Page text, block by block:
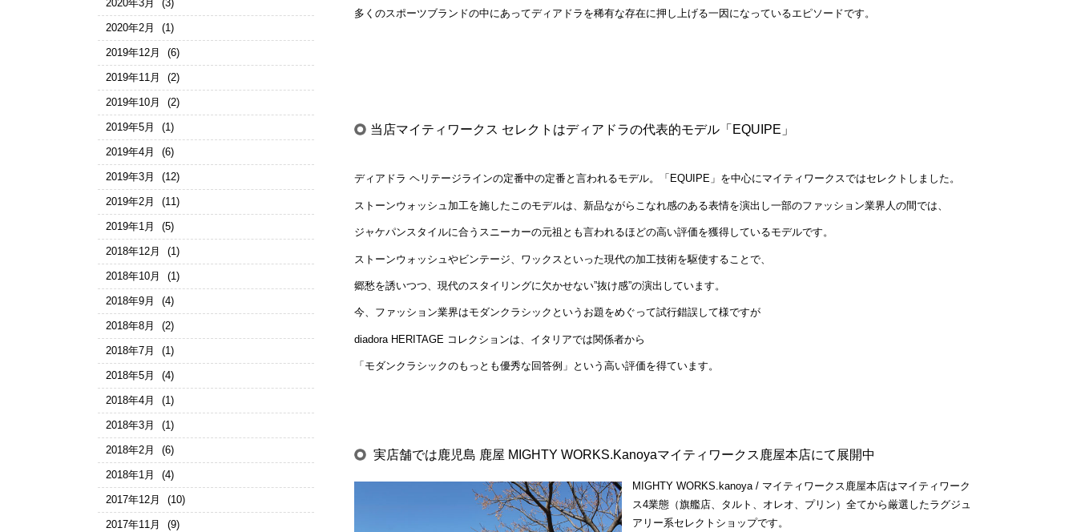
多くのスポーツブランドの中にあってディアドラを稀有な存在に押し上げる一因になっているエピソードです。
当店マイティワークス セレクトはディアドラの代表的モデル「EQUIPE」
ディアドラ ヘリテージラインの定番中の定番と言われるモデル。「EQUIPE」を中心にマイティワークスではセレクトしました。
ストーンウォッシュ加工を施したこのモデルは、新品ながらこなれ感のある表情を演出し一部のファッション業界人の間では、
ジャケパンスタイルに合うスニーカーの元祖とも言われるほどの高い評価を獲得しているモデルです。
ストーンウォッシュやビンテージ、ワックスといった現代の加工技術を駆使することで、
郷愁を誘いつつ、現代のスタイリングに欠かせない”抜け感”の演出しています。
今、ファッション業界はモダンクラシックというお題をめぐって試行錯誤して様ですが
diadora HERITAGE コレクションは、イタリアでは関係者から
「モダンクラシックのもっとも優秀な回答例」という高い評価を得ています。
実店舗では鹿児島 鹿屋 MIGHTY WORKS.Kanoyaマイティワークス鹿屋本店にて展開中
MIGHTY WORKS.kanoya / マイティワークス鹿屋本店はマイティワーク
ス4業態（旗艦店、タルト、オレオ、プリン）全てから厳選したラグジュ
アリー系セレクトショップです。
2020年3月 (3)
2020年2月 (1)
2019年12月 (6)
2019年11月 (2)
2019年10月 (2)
2019年5月 (1)
2019年4月 (6)
2019年3月 (12)
2019年2月 (11)
2019年1月 (5)
2018年12月 (1)
2018年10月 (1)
2018年9月 (4)
2018年8月 (2)
2018年7月 (1)
2018年5月 (4)
2018年4月 (1)
2018年3月 (1)
2018年2月 (6)
2018年1月 (4)
2017年12月 (10)
2017年11月 (9)